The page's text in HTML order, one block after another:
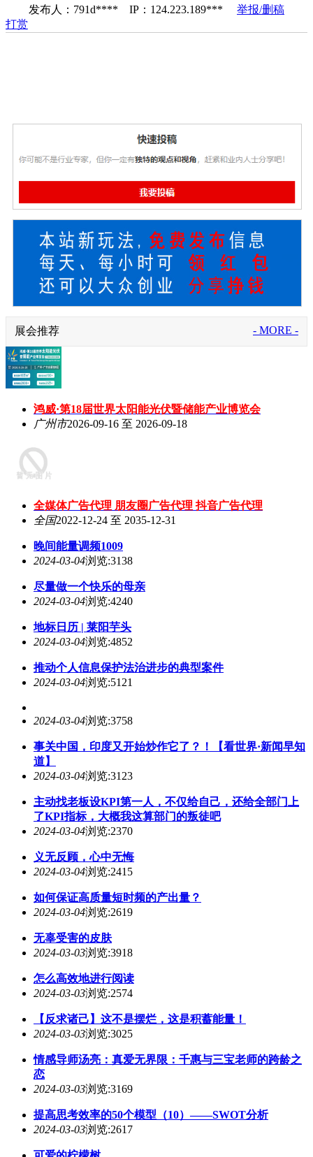
发布人：791d**** IP：124.223.189*** 举报/删稿
打赏
展会推荐 - MORE -
鸿威·第18届世界太阳能光伏暨储能产业博览会
广州市2026-09-16 至 2026-09-18
全媒体广告代理 朋友圈广告代理 抖音广告代理
全国2022-12-24 至 2035-12-31
晚间能量调频1009
2024-03-04浏览:3138
尽量做一个快乐的母亲
2024-03-04浏览:4240
地标日历 | 莱阳芋头
2024-03-04浏览:4852
推动个人信息保护法治进步的典型案件
2024-03-04浏览:5121
2024-03-04浏览:3758
事关中国，印度又开始炒作它了？！【看世界·新闻早知
道】
2024-03-04浏览:3123
主动找老板设KPI第一人，不仅给自己，还给全部门上
了KPI指标，大概我这算部门的叛徒吧
2024-03-04浏览:2370
义无反顾，心中无悔
2024-03-04浏览:2415
如何保证高质量短时频的产出量？
2024-03-04浏览:2619
无辜受害的皮肤
2024-03-03浏览:3918
怎么高效地进行阅读
2024-03-03浏览:2574
【反求诸己】这不是摆烂，这是积蓄能量！
2024-03-03浏览:3025
情感导师汤亮：真爱无界限：千惠与三宝老师的跨龄之
恋
2024-03-03浏览:3169
提高思考效率的50个模型（10）——SWOT分析
2024-03-03浏览:2617